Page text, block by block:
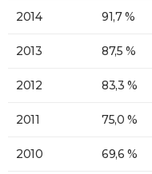
2014 91,7 %
2013 87,5 %
2012 83,3 %
2011 75,0 %
2010 69,6 %